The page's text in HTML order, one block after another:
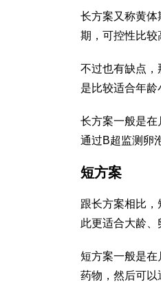
长方案又称黄
期，可控性比
不过也有缺点
是比较适合年
长方案一般是
通过B超监测卵
短方案
跟长方案相比
此更适合大龄
短方案一般是
药物，然后可